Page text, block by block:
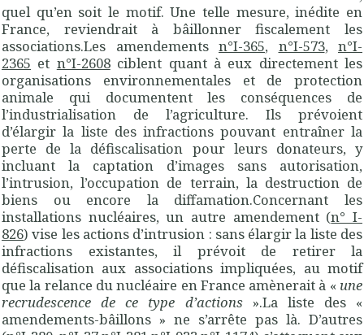
quel qu’en soit le motif. Une telle mesure, inédite en
France, reviendrait à bâillonner fiscalement les
associations.Les amendements n°I-365, n°I-573, n°I-
2365 et n°I-2608ciblent quant à eux directement les
organisations environnementales et de protection
animale qui documentent les conséquences de
l’industrialisation de l’agriculture. Ils prévoient
d’élargir la liste des infractions pouvant entraîner la
perte de la défiscalisation pour leurs donateurs, y
incluant la captation d’images sans autorisation,
l’intrusion, l’occupation de terrain, la destruction de
biens ou encore la diffamation.Concernant les
installations nucléaires, un autre amendement (n° I-
826) vise les actions d’intrusion : sans élargir la liste des
infractions existantes, il prévoit de retirer la
défiscalisation aux associations impliquées, au motif
que la relance du nucléaire en France amènerait à « une
recrudescence de ce type d’actions».La liste des «
amendements-bâillons » ne s’arrête pas là. D’autres